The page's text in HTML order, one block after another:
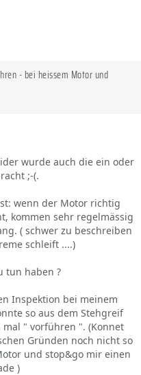
- bei heissem Motor und
wurde auch die ein oder
;-(.
wenn der Motor richtig
kommen sehr regelmässig
( schwer zu beschreiben
schleift ....)
tun haben ?
Inspektion bei meinem
so aus dem Stehgreif
" vorführen ". (Konnet
Gründen noch nicht so
und stop&go mir einen
)